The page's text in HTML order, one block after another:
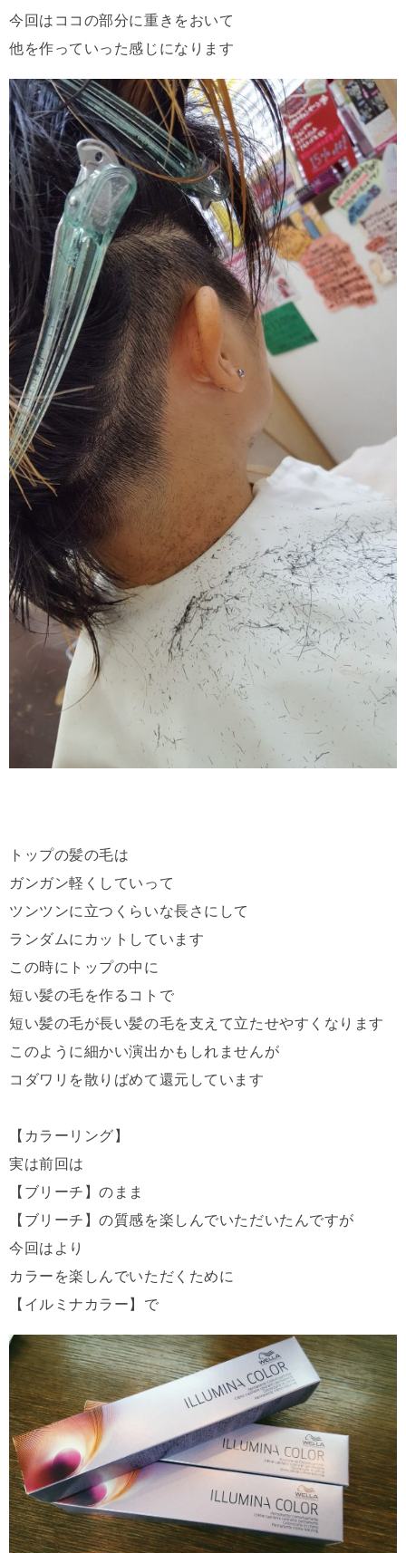
今回はココの部分に重きをおいて
他を作っていった感じになります
トップの髪の毛は
ガンガン軽くしていって
ツンツンに立つくらいな長さにして
ランダムにカットしています
この時にトップの中に
短い髪の毛を作るコトで
短い髪の毛が長い髪の毛を支えて立たせやすくなります
このように細かい演出かもしれませんが
コダワリを散りばめて還元しています
【カラーリング】
実は前回は
【ブリーチ】のまま
【ブリーチ】の質感を楽しんでいただいたんですが
今回はより
カラーを楽しんでいただくために
【イルミナカラー】で